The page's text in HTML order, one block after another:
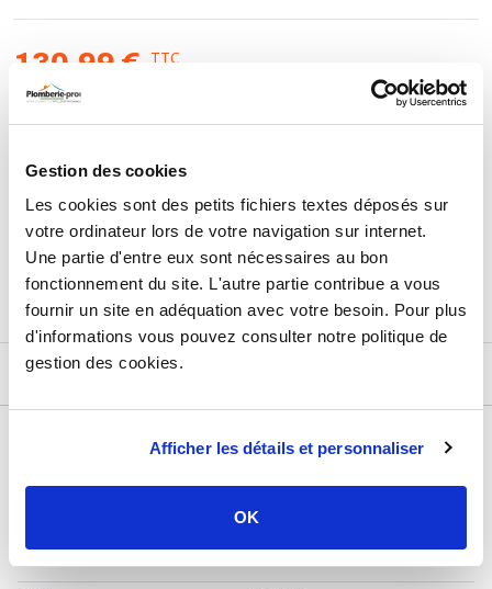
Gestion des cookies
Les cookies sont des petits fichiers textes déposés sur
votre ordinateur lors de votre navigation sur internet.
Une partie d'entre eux sont nécessaires au bon
fonctionnement du site. L'autre partie contribue a vous
fournir un site en adéquation avec votre besoin. Pour plus
d'informations vous pouvez consulter notre politique de
gestion des cookies.
Afficher les détails et personnaliser
OK
- 2 crémaillères de suspension
- 1 sachet de quincaillerie pour le montage et une notice
Livré sans porte
Meuble seul
Hauteur (mm) 700
130,99 € TTC
109,16 €
Retours et échanges jusqu'à 90 jours
En savoir plus
DESCRIPTIF
Usage Vide
Sélection P Pro
Garantie 2 ans